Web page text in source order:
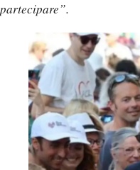
partecipare”.